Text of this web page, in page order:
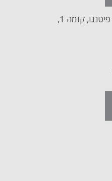
פרנץ אופנהיימר 4, מגדל פיטנגו, קומה 1,